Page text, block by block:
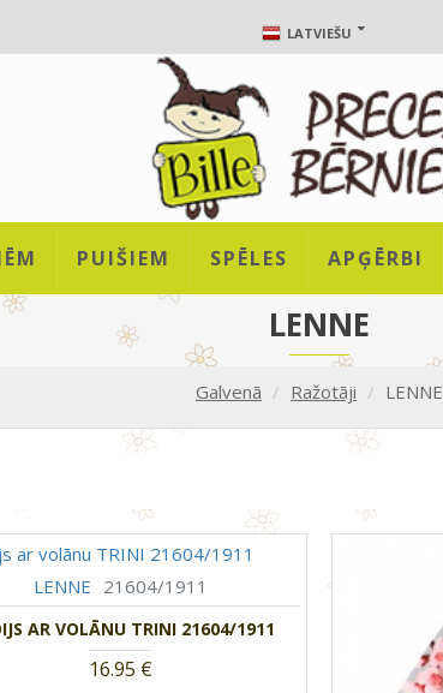
LATVIEŠU
PUIŠIEM SPĒLES APĢĒRBI
Galvenā Ražotāji LENNE
LENNE
LENNE 21604/1911
AR VOLĀNU TRINI 21604/1911
16.95 €